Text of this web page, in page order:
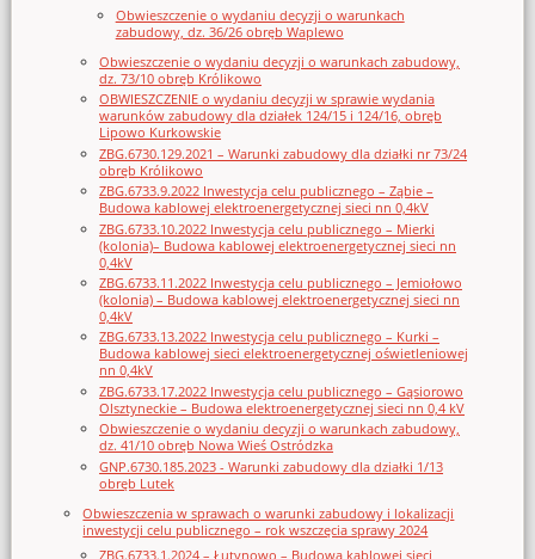
Obwieszczenie o wydaniu decyzji o warunkach
zabudowy, dz. 36/26 obręb Waplewo
Obwieszczenie o wydaniu decyzji o warunkach zabudowy,
dz. 73/10 obręb Królikowo
OBWIESZCZENIE o wydaniu decyzji w sprawie wydania
warunków zabudowy dla działek 124/15 i 124/16, obręb
Lipowo Kurkowskie
ZBG.6730.129.2021 – Warunki zabudowy dla działki nr 73/24
obręb Królikowo
ZBG.6733.9.2022 Inwestycja celu publicznego – Ząbie –
Budowa kablowej elektroenergetycznej sieci nn 0,4kV
ZBG.6733.10.2022 Inwestycja celu publicznego – Mierki
(kolonia)– Budowa kablowej elektroenergetycznej sieci nn
0,4kV
ZBG.6733.11.2022 Inwestycja celu publicznego – Jemiołowo
(kolonia) – Budowa kablowej elektroenergetycznej sieci nn
0,4kV
ZBG.6733.13.2022 Inwestycja celu publicznego – Kurki –
Budowa kablowej sieci elektroenergetycznej oświetleniowej
nn 0,4kV
ZBG.6733.17.2022 Inwestycja celu publicznego – Gąsiorowo
Olsztyneckie – Budowa elektroenergetycznej sieci nn 0,4 kV
Obwieszczenie o wydaniu decyzji o warunkach zabudowy,
dz. 41/10 obręb Nowa Wieś Ostródzka
GNP.6730.185.2023 - Warunki zabudowy dla działki 1/13
obręb Lutek
Obwieszczenia w sprawach o warunki zabudowy i lokalizacji
inwestycji celu publicznego – rok wszczęcia sprawy 2024
ZBG.6733.1.2024 – Łutynowo – Budowa kablowej sieci